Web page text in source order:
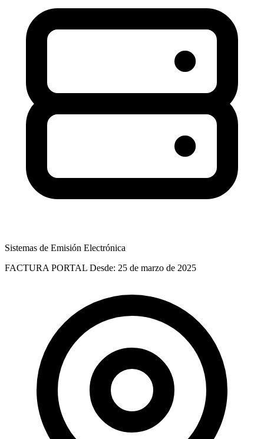
Sistemas de Emisión Electrónica
FACTURA PORTAL Desde: 25 de marzo de 2025